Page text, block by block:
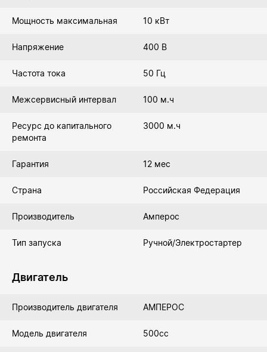
Мощность максимальная 10 кВт
Напряжение 400 В
Частота тока 50 Гц
Межсервисный интервал 100 м.ч
Ресурс до капитального
ремонта
3000 м.ч
Гарантия 12 мес
Страна Российская Федерация
Производитель Амперос
Тип запуска Ручной/Электростартер
Двигатель
Производитель двигателя АМПЕРОС
Модель двигателя 500сс